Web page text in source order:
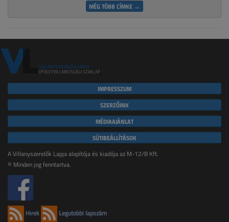
MÉG TÖBB CÍMKE →
IMPRESSZUM
SZERZŐINK
MÉDIAAJÁNLAT
SÜTIBEÁLLÍTÁSOK
A Villanyszerelők Lapja alapítója és kiadója az M-12/B Kft.
© Minden jog fenntartva.
Hírek Legutóbbi lapszám